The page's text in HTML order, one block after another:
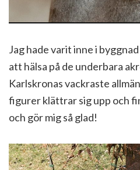
Jag hade varit inne i
att hälsa på de underbara
Karlskronas vackraste
figurer klättrar sig upp och
och gör mig så glad!